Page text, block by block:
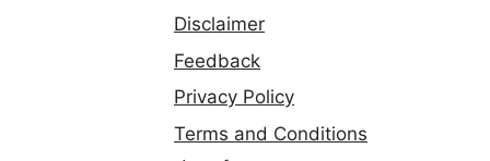
Disclaimer
Feedback
Privacy Policy
Terms and Conditions